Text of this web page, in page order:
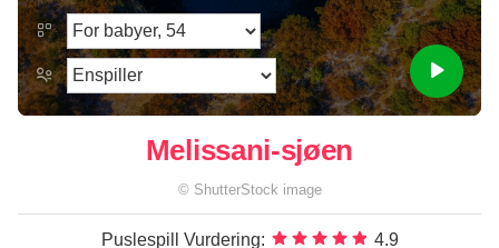
Melissani-sjøen
© ShutterStock image
Puslespill Vurdering: 4.9